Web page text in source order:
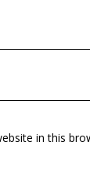
in this